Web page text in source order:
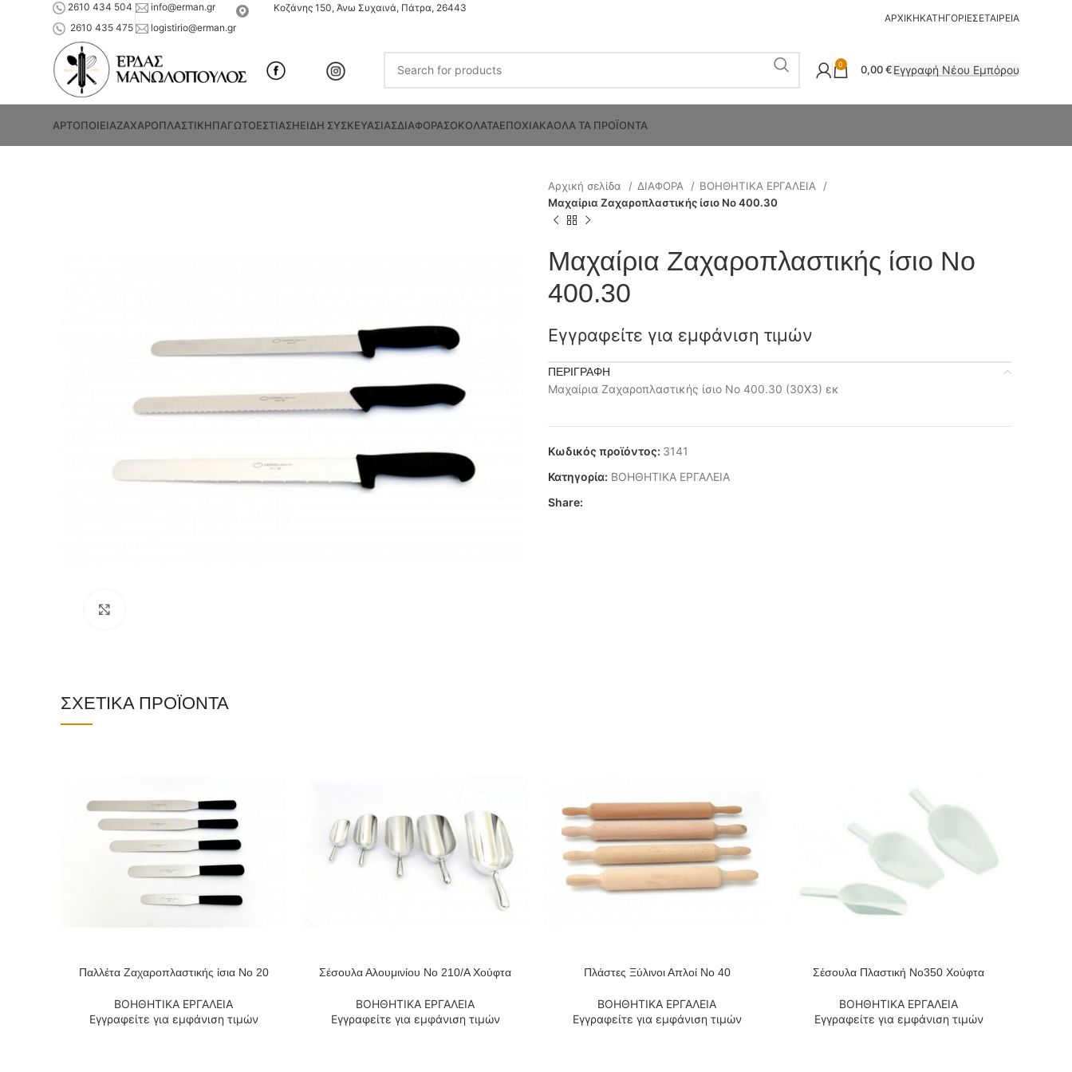
2610 434 504
2610 435 475
info@erman.gr
logistirio@erman.gr
Κοζάνης 150, Άνω Συχαινά, Πάτρα, 26443
ΑΡΧΙΚΗΚΑΤΗΓΟΡΙΕΣΕΤΑΙΡΕΙΑ
0 0,00€Εγγραφή Νέου Εμπόρου
ΑΡΤΟΠΟΙΕΙΑΖΑΧΑΡΟΠΛΑΣΤΙΚΗΠΑΓΩΤΟΕΣΤΙΑΣΗΕΙΔΗ ΣΥΣΚΕΥΑΣΙΑΣΔΙΑΦΟΡΑΣΟΚΟΛΑΤΑΕΠΟΧΙΑΚΑΟΛΑ ΤΑ ΠΡΟΪΟΝΤΑ
Αρχική σελίδα ΔΙΑΦΟΡΑ
ΒΟΗΘΗΤΙΚΑ ΕΡΓΑΛΕΙΑ
Μαχαίρια Ζαχαροπλαστικής ίσιο Νο 400.30
Μαχαίρια Ζαχαροπλαστικής ίσιο Νο
400.30
Εγγραφείτε για εμφάνιση τιμών
ΠΕΡΙΓΡΑΦΉ
Μαχαίρια Ζαχαροπλαστικής ίσιο Νο 400.30 (30Χ3) εκ
Κωδικός προϊόντος: 3141
Κατηγορία: ΒΟΗΘΗΤΙΚΑ ΕΡΓΑΛΕΙΑ
Share:
ΣΧΕΤΙΚΆ ΠΡΟΪΌΝΤΑ
ΔΙΑΒΆΣΤΕ ΠΕΡΙΣΣΌΤΕΡΑ
Παλλέτα Ζαχαροπλαστικής ίσια Νο 20
ΒΟΗΘΗΤΙΚΑ ΕΡΓΑΛΕΙΑ
Εγγραφείτε για εμφάνιση τιμών
ΔΙΑΒΆΣΤΕ ΠΕΡΙΣΣΌΤΕΡΑ
Σέσουλα Αλουμινίου No 210/A Χούφτα
ΒΟΗΘΗΤΙΚΑ ΕΡΓΑΛΕΙΑ
Εγγραφείτε για εμφάνιση τιμών
ΔΙΑΒΆΣΤΕ ΠΕΡΙΣΣΌΤΕΡΑ
Πλάστες Ξύλινοι Απλοί Νο 40
ΒΟΗΘΗΤΙΚΑ ΕΡΓΑΛΕΙΑ
Εγγραφείτε για εμφάνιση τιμών
ΔΙΑΒΆΣΤΕ ΠΕΡΙΣΣΌΤΕΡΑ
Σέσουλα Πλαστική Νο350 Χούφτα
ΒΟΗΘΗΤΙΚΑ ΕΡΓΑΛΕΙΑ
Εγγραφείτε για εμφάνιση τιμών